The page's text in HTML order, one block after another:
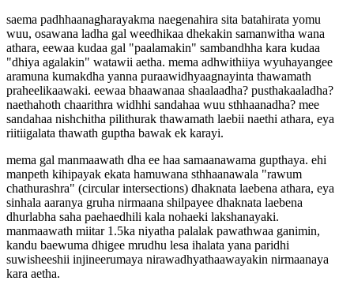
saema padhhaanagharayakma naegenahira sita batahirata yomu
wuu, osawana ladha gal weedhikaa dhekakin samanwitha wana
athara, eewaa kudaa gal "paalamakin" sambandhha kara kudaa
"dhiya agalakin" watawii aetha. mema adhwithiiya wyuhayangee
aramuna kumakdha yanna puraawidhyaagnayinta thawamath
praheelikaawaki. eewaa bhaawanaa shaalaadha? pusthakaaladha?
naethahoth chaarithra widhhi sandahaa wuu sthhaanadha? mee
sandahaa nishchitha pilithurak thawamath laebii naethi athara, eya
riitiigalata thawath guptha bawak ek karayi.
mema gal manmaawath dha ee haa samaanawama gupthaya. ehi
manpeth kihipayak ekata hamuwana sthhaanawala "rawum
chathurashra" (circular intersections) dhaknata laebena athara, eya
sinhala aaranya gruha nirmaana shilpayee dhaknata laebena
dhurlabha saha paehaedhili kala nohaeki lakshanayaki.
manmaawath miitar 1.5ka niyatha palalak pawathwaa ganimin,
kandu baewuma dhigee mrudhu lesa ihalata yana paridhi
suwisheeshii injineerumaya nirawadhyathaawayakin nirmaanaya
kara aetha.